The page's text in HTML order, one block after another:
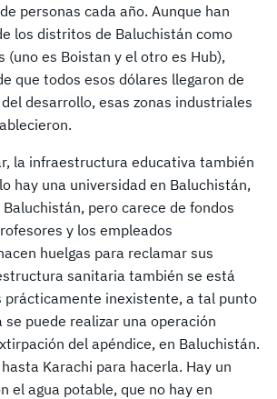
personas cada año. Aunque han
los distritos de Baluchistán como
(uno es Boistan y el otro es Hub),
que todos esos dólares llegaron de
desarrollo, esas zonas industriales
la infraestructura educativa también
hay una universidad en Baluchistán,
pero carece de fondos
y los empleados
huelgas para reclamar sus
sanitaria también se está
prácticamente inexistente, a tal punto
se puede realizar una operación
del apéndice, en Baluchistán.
Karachi para hacerla. Hay un
el agua potable, que no hay en